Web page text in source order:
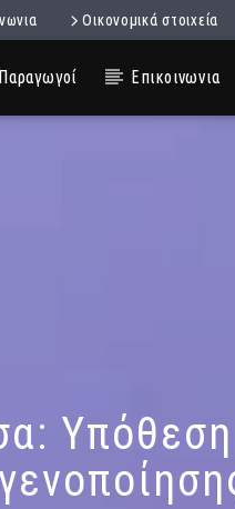
Οικονομικά στοιχεία
Παραγωγοί Επικοινωνια
Υπόθεση